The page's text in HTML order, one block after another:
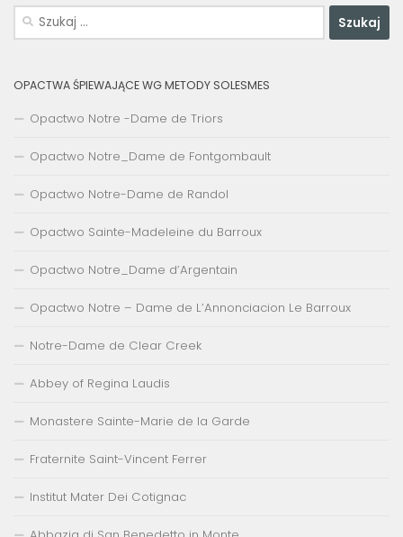
Szukaj:
OPACTWA ŚPIEWAJĄCE WG METODY SOLESMES
Opactwo Notre -Dame de Triors
Opactwo Notre_Dame de Fontgombault
Opactwo Notre-Dame de Randol
Opactwo Sainte-Madeleine du Barroux
Opactwo Notre_Dame d’Argentain
Opactwo Notre – Dame de L’Annonciacion Le Barroux
Notre-Dame de Clear Creek
Abbey of Regina Laudis
Monastere Sainte-Marie de la Garde
Fraternite Saint-Vincent Ferrer
Institut Mater Dei Cotignac